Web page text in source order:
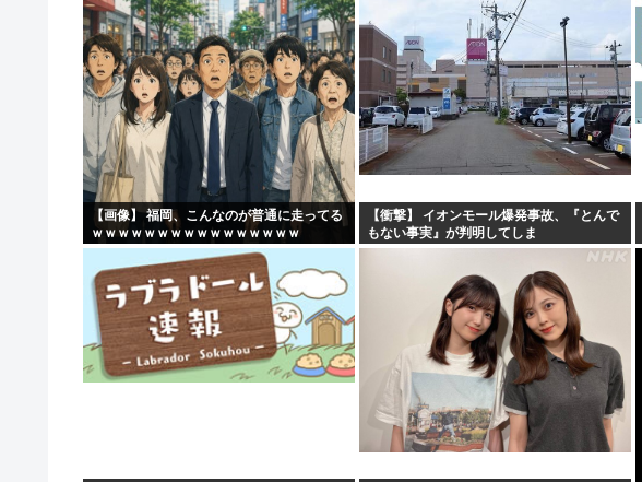
【画像】 福岡、こんなのが普通に走ってる
ｗｗｗｗｗｗｗｗｗｗｗｗｗｗｗｗ
【衝撃】 イオンモール爆発事故、『とんで
もない事実』が判明してしま
う・・・・・・